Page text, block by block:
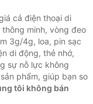
cả điện thoại di
minh, vòng đeo
3g/4g, loa, pin sạc
di động, thẻ nhớ,
sự nỗ lực không
phẩm, giúp bạn so
tôi không bán